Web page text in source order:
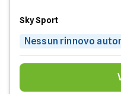
Sky Sport
Nessun rinnovo